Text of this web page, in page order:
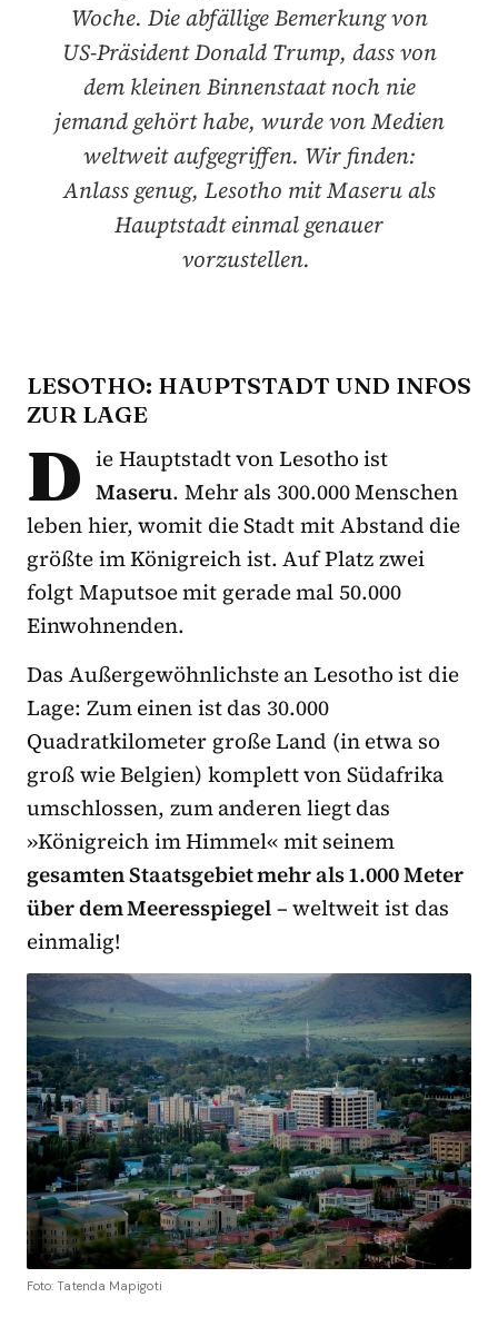
Woche. Die abfällige Bemerkung von
US-Präsident Donald Trump, dass von
dem kleinen Binnenstaat noch nie
jemand gehört habe, wurde von Medien
weltweit aufgegriffen. Wir finden:
Anlass genug, Lesotho mit Maseru als
Hauptstadt einmal genauer
vorzustellen.
LESOTHO: HAUPTSTADT UND INFOS
ZUR LAGE
D ie Hauptstadt von Lesotho ist
Maseru. Mehr als 300.000 Menschen
leben hier, womit die Stadt mit Abstand die
größte im Königreich ist. Auf Platz zwei
folgt Maputsoe mit gerade mal 50.000
Einwohnenden.
Das Außergewöhnlichste an Lesotho ist die
Lage: Zum einen ist das 30.000
Quadratkilometer große Land (in etwa so
groß wie Belgien) komplett von Südafrika
umschlossen, zum anderen liegt das
»Königreich im Himmel« mit seinem
gesamten Staatsgebiet mehr als 1.000 Meter
über dem Meeresspiegel– weltweit ist das
einmalig!
Foto: Tatenda Mapigoti